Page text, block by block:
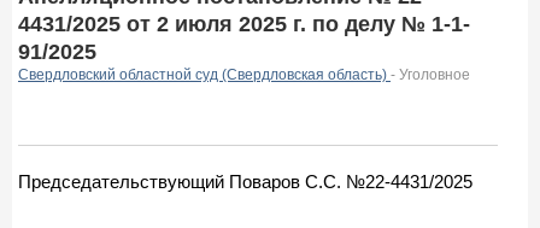
4431/2025 от 2 июля 2025 г. по делу № 1-1-
91/2025
Свердловский областной суд (Свердловская область) - Уголовное
Председательствующий Поваров С.С. №22-4431/2025